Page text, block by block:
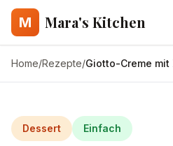
M Mara's Kitchen
Home/Rezepte/Giotto-Creme mit
Dessert Einfach